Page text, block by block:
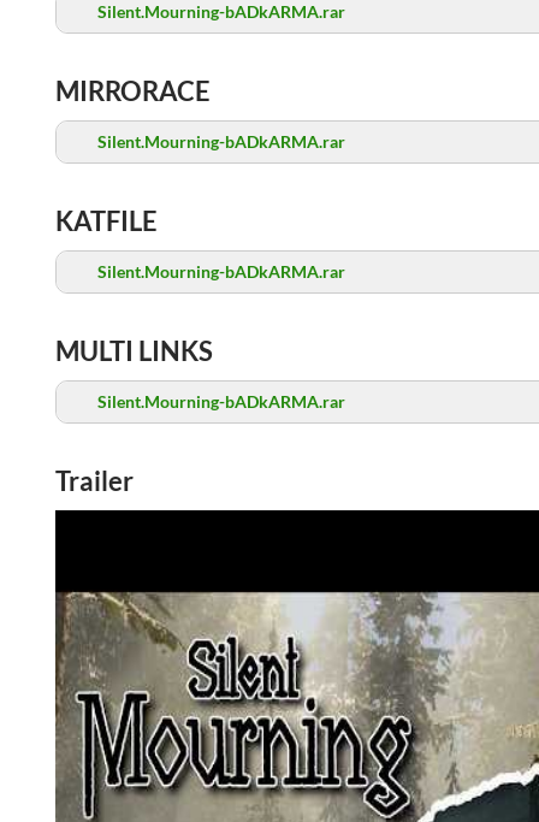
Silent.Mourning-bADkARMA.rar
MIRRORACE
Silent.Mourning-bADkARMA.rar
KATFILE
Silent.Mourning-bADkARMA.rar
MULTI LINKS
Silent.Mourning-bADkARMA.rar
Trailer